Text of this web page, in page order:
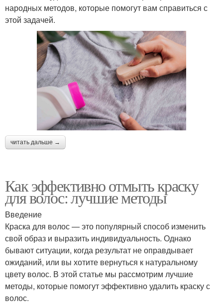
народных методов, которые помогут вам справиться с
этой задачей.
читать дальше →
Как эффективно отмыть краску
для волос: лучшие методы
Введение
Краска для волос — это популярный способ изменить
свой образ и выразить индивидуальность. Однако
бывают ситуации, когда результат не оправдывает
ожиданий, или вы хотите вернуться к натуральному
цвету волос. В этой статье мы рассмотрим лучшие
методы, которые помогут эффективно удалить краску с
волос.